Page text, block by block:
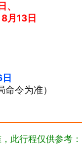
月13日
命令为准）
此行程仅供参考：